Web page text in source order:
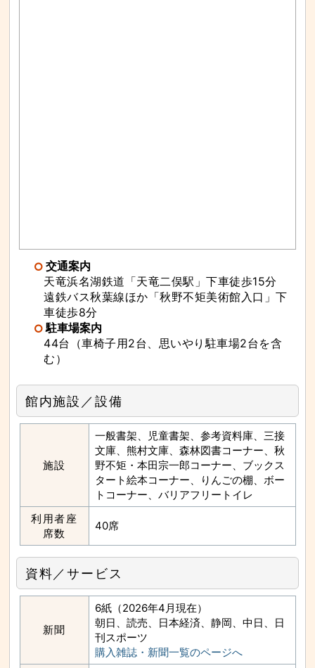
交通案内
天竜浜名湖鉄道「天竜二俣駅」下車徒歩15分
遠鉄バス秋葉線ほか「秋野不矩美術館入口」下
車徒歩8分
駐車場案内
44台（車椅子用2台、思いやり駐車場2台を含
む）
館内施設／設備
施設
一般書架、児童書架、参考資料庫、三接
文庫、熊村文庫、森林図書コーナー、秋
野不矩・本田宗一郎コーナー、ブックス
タート絵本コーナー、りんごの棚、ボー
トコーナー、バリアフリートイレ
利用者座
席数
40席
資料／サービス
新聞
6紙（2026年4月現在）
朝日、読売、日本経済、静岡、中日、日
刊スポーツ
購入雑誌・新聞一覧のページへ